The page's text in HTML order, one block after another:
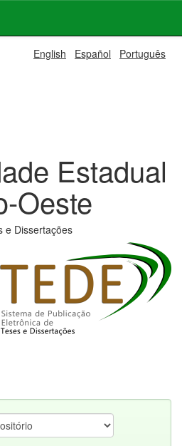
English Español Português
Estadual
Oeste
e Dissertações